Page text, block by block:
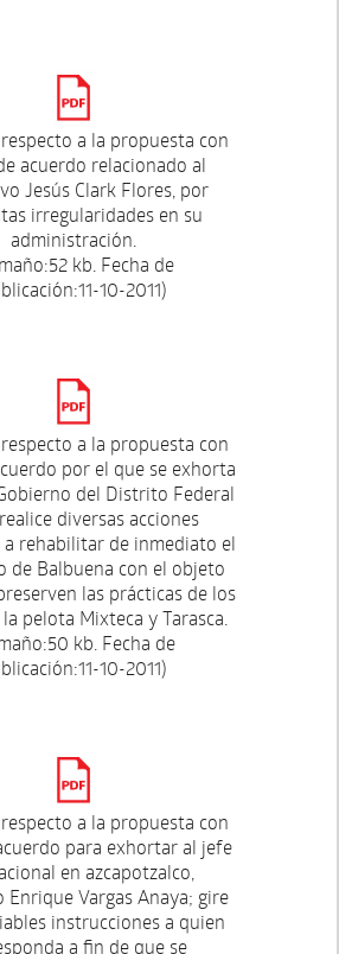
a la propuesta con
acuerdo relacionado al
Jesús Clark Flores, por
irregularidades en su
administración.
kb. Fecha de
10-2011)
a la propuesta con
por el que se exhorta
del Distrito Federal
diversas acciones
rehabilitar de inmediato el
de Balbuena con el objeto
las prácticas de los
pelota Mixteca y Tarasca.
kb. Fecha de
10-2011)
a la propuesta con
para exhortar al jefe
en azcapotzalco,
Enrique Vargas Anaya; gire
instrucciones a quien
a fin de que se